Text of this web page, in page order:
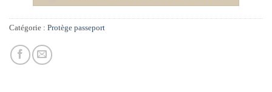
Catégorie : Protège passeport